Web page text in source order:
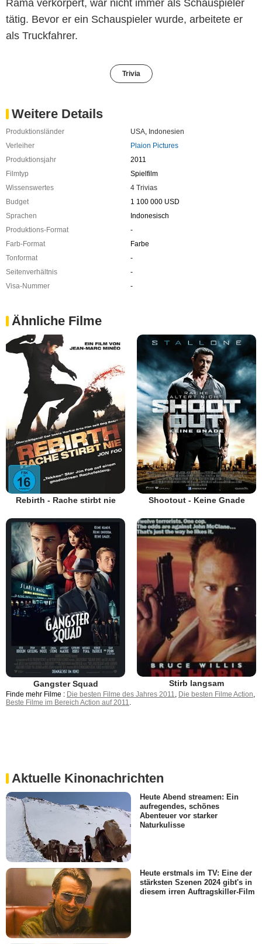
Rama verkörpert, war nicht immer als Schauspieler
tätig. Bevor er ein Schauspieler wurde, arbeitete er
als Truckfahrer.
Trivia
Weitere Details
Produktionsländer USA, Indonesien
Verleiher
Plaion Pictures
Produktionsjahr
2011
Filmtyp
Spielfilm
Wissenswertes
4 Trivias
Budget
1 100 000 USD
Sprachen
Indonesisch
Produktions-Format
-
Farb-Format
Farbe
Tonformat
-
Seitenverhältnis
-
Visa-Nummer
-
Ähnliche Filme
Rebirth - Rache stirbt nie Shootout - Keine Gnade
Gangster Squad Stirb langsam
Finde mehr Filme : Die besten Filme des Jahres 2011 Die besten Filme Action
Beste Filme im Bereich Action auf 2011
Aktuelle Kinonachrichten
Heute Abend streamen: Ein
aufregendes, schönes
Abenteuer vor starker
Naturkulisse
Heute erstmals im TV: Eine der
stärksten Szenen 2024 gibt's in
diesem irren Auftragskiller-Film